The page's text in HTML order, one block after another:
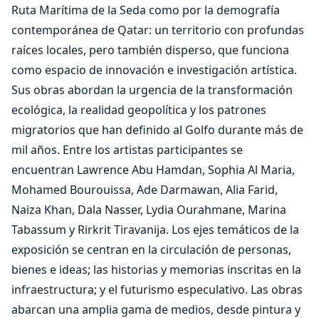
Ruta Marítima de la Seda como por la demografía
contemporánea de Qatar: un territorio con profundas
raíces locales, pero también disperso, que funciona
como espacio de innovación e investigación artística.
Sus obras abordan la urgencia de la transformación
ecológica, la realidad geopolítica y los patrones
migratorios que han definido al Golfo durante más de
mil años. Entre los artistas participantes se
encuentran Lawrence Abu Hamdan, Sophia Al Maria,
Mohamed Bourouissa, Ade Darmawan, Alia Farid,
Naiza Khan, Dala Nasser, Lydia Ourahmane, Marina
Tabassum y Rirkrit Tiravanija. Los ejes temáticos de la
exposición se centran en la circulación de personas,
bienes e ideas; las historias y memorias inscritas en la
infraestructura; y el futurismo especulativo. Las obras
abarcan una amplia gama de medios, desde pintura y